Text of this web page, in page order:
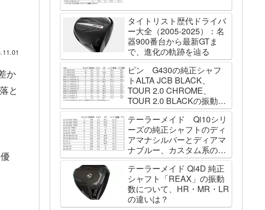
か
と
タイトリスト歴代ドライバ
ー大全（2005-2025）：名
器900番台から最新GTま
で、進化の軌跡を辿る
ピン G430の純正シャフ
トALTA JCB BLACK、
TOUR 2.0 CHROME、
TOUR 2.0 BLACKの振動数
を測ってみました
テーラーメイド Qi10シリ
ーズの純正シャフトのディ
アマナシルバーとディアマ
ナブルー、カスタム系の
SPEEDER NK BLACK、
TOUR AD VF、Diamana
WBの振動数を測ってみた
テーラーメイド Qi4D 純正
シャフト「REAX」の振動
数について、HR・MR・LR
の違いは？